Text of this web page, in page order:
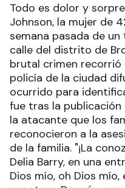
Todo es dolor y
Johnson, la mujer de
semana pasada de
calle del distrito de
brutal crimen recorrió
policía de la ciudad
ocurrido para
fue tras la
la atacante que los
reconocieron a la
de la familia. "¡La
Delia Barry, en una
Dios mío, oh Dios